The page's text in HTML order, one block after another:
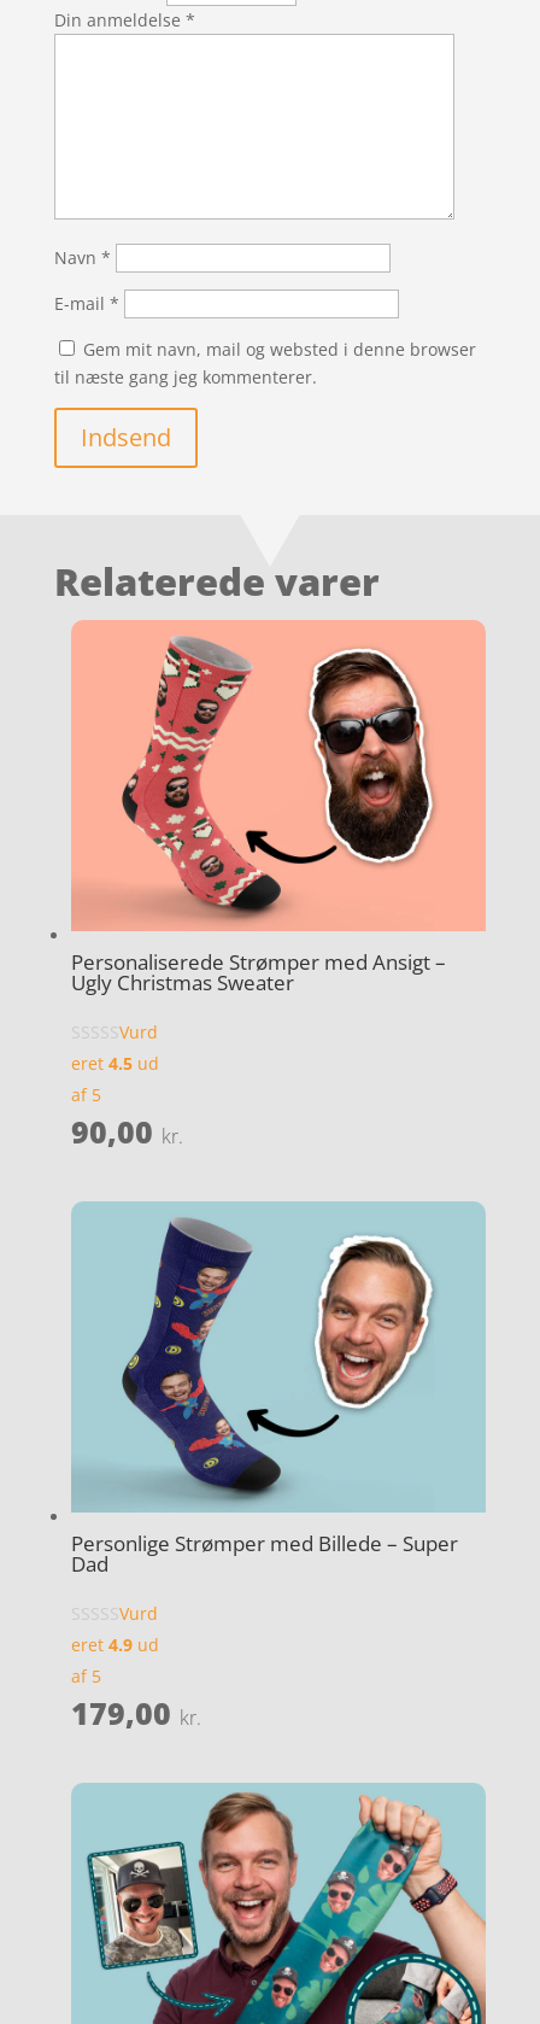
Din anmeldelse *
Navn *
E-mail *
Gem mit navn, mail og websted i denne browser
til næste gang jeg kommenterer.
Indsend
Relaterede varer
Personaliserede Strømper med Ansigt –
Ugly Christmas Sweater
Vurd
eret 4.5ud
af 5
90,00 kr.
Personlige Strømper med Billede – Super
Dad
Vurd
eret 4.9ud
af 5
179,00 kr.